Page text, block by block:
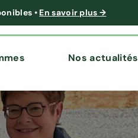
• En savoir plus →
Nos actualités